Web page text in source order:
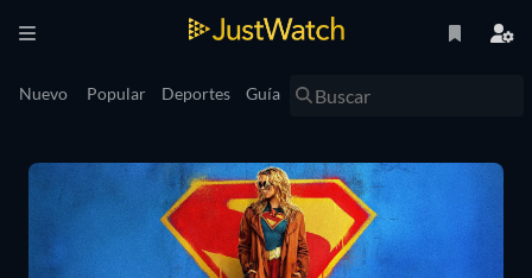
Nuevo Popular Deportes Guía